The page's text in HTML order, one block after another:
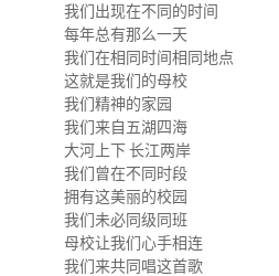
终身学习
三创大赛
实用信息
校友总会
会长致辞
总会章程
关闭
我们出现在不同的时间
每年总有那么一天
我们在相同时间相同地点
这就是我们的母校
我们精神的家园
我们来自五湖四海
大河上下 长江两岸
我们曾在不同时段
拥有这美丽的校园
我们未必同级同班
母校让我们心手相连
我们来共同唱这首歌